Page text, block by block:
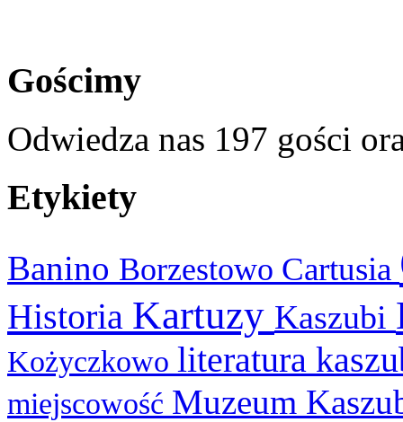
Gościmy
Odwiedza nas 197 gości
Etykiety
Banino Borzestowo Cartusia
Historia Kartuzy Kaszubi
Kożyczkowo literatura
miejscowość Muzeum